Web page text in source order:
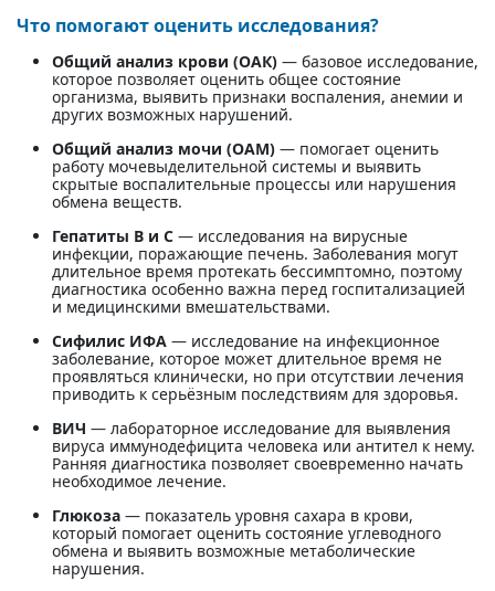
Что помогают оценить исследования?
Общий анализ крови (ОАК) — базовое исследование,
которое позволяет оценить общее состояние
организма, выявить признаки воспаления, анемии и
других возможных нарушений.
Общий анализ мочи (ОАМ) — помогает оценить
работу мочевыделительной системы и выявить
скрытые воспалительные процессы или нарушения
обмена веществ.
Гепатиты B и C — исследования на вирусные
инфекции, поражающие печень. Заболевания могут
длительное время протекать бессимптомно, поэтому
диагностика особенно важна перед госпитализацией
и медицинскими вмешательствами.
Сифилис ИФА — исследование на инфекционное
заболевание, которое может длительное время не
проявляться клинически, но при отсутствии лечения
приводить к серьёзным последствиям для здоровья.
ВИЧ — лабораторное исследование для выявления
вируса иммунодефицита человека или антител к нему.
Ранняя диагностика позволяет своевременно начать
необходимое лечение.
Глюкоза — показатель уровня сахара в крови,
который помогает оценить состояние углеводного
обмена и выявить возможные метаболические
нарушения.